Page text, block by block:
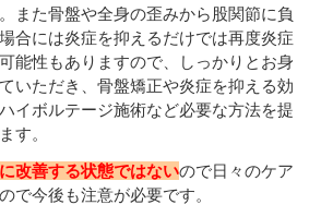
また骨盤や全身の歪みから股関節に負
合には炎症を抑えるだけでは再度炎症
能性もありますので、しっかりとお身
いただき、骨盤矯正や炎症を抑える効
イボルテージ施術など必要な方法を提
す。
改善する状態ではないので日々のケア
で今後も注意が必要です。